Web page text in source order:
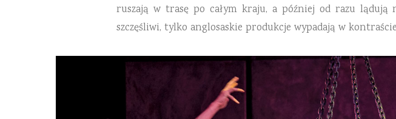
ruszają w trasę po całym kraju, a później od razu
szczęśliwi, tylko anglosaskie produkcje wypadają w